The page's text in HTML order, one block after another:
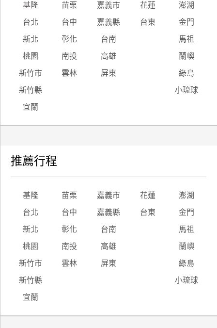
基隆 苗栗 嘉義市 花蓮 澎湖
台北 台中 嘉義縣 台東 金門
新北 彰化 台南 馬祖
桃園 南投 高雄 蘭嶼
新竹市 雲林 屏東 綠島
新竹縣 小琉球
宜蘭
推薦行程
基隆 苗栗 嘉義市 花蓮 澎湖
台北 台中 嘉義縣 台東 金門
新北 彰化 台南 馬祖
桃園 南投 高雄 蘭嶼
新竹市 雲林 屏東 綠島
新竹縣 小琉球
宜蘭